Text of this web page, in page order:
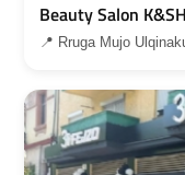
Beauty Salon
📍 Rruga Mujo